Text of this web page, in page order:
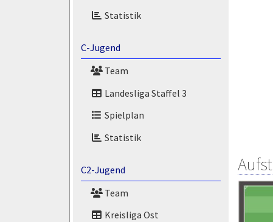
Statistik
C-Jugend
Team
Landesliga Staffel 3
Spielplan
Statistik
C2-Jugend
Team
Kreisliga Ost